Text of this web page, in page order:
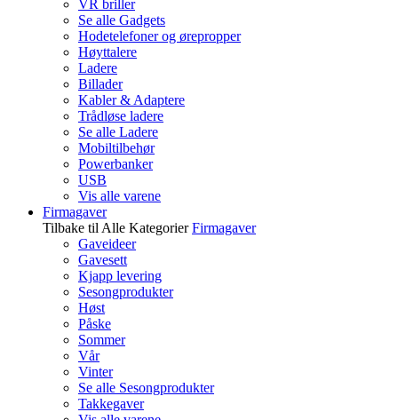
VR briller
Se alle Gadgets
Hodetelefoner og ørepropper
Høyttalere
Ladere
Billader
Kabler & Adaptere
Trådløse ladere
Se alle Ladere
Mobiltilbehør
Powerbanker
USB
Vis alle varene
Firmagaver
Tilbake til Alle Kategorier Firmagaver
Gaveideer
Gavesett
Kjapp levering
Sesongprodukter
Høst
Påske
Sommer
Vår
Vinter
Se alle Sesongprodukter
Takkegaver